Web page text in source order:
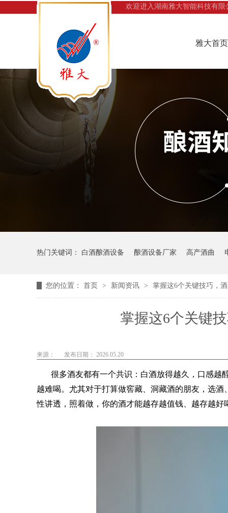
欢迎进入湖南雅大智能科技有限
雅大首页
热门关键词： 白酒酿酒设备 酿酒设备厂家 高产酒曲
您的位置： 首页 > 新闻资讯 > 掌握这6个关键技巧，
掌握这6个关键
来源： 发布日期： 2026.05.20
很多酒友都有一个共识：白酒放得越久，口感越
越难喝。尤其对于打算做窖藏、洞藏酒的朋友，选
性讲透，照着做，你的酒才能越存越值钱、越存越好